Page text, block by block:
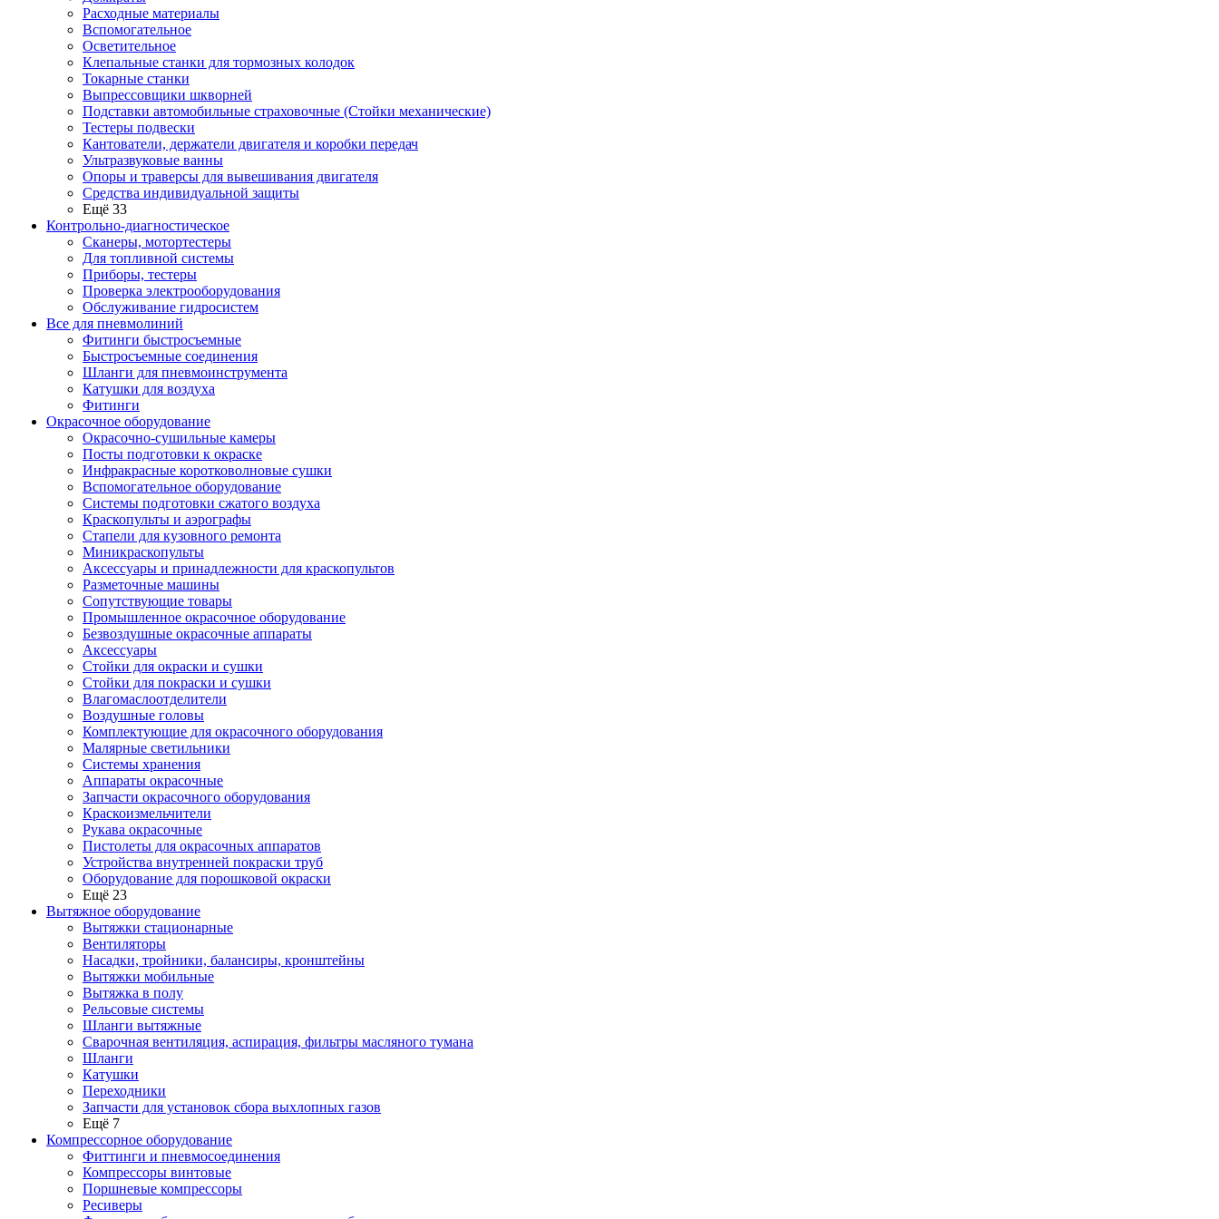
Расходные материалы
Вспомогательное
Осветительное
Клепальные станки для тормозных колодок
Токарные станки
Выпрессовщики шкворней
Подставки автомобильные страховочные (Стойки механические)
Тестеры подвески
Кантователи, держатели двигателя и коробки передач
Ультразвуковые ванны
Опоры и траверсы для вывешивания двигателя
Средства индивидуальной защиты
Ещё 33
Контрольно-диагностическое
Сканеры, мотортестеры
Для топливной системы
Приборы, тестеры
Проверка электрооборудования
Обслуживание гидросистем
Все для пневмолиний
Фитинги быстросъемные
Быстросъемные соединения
Шланги для пневмоинструмента
Катушки для воздуха
Фитинги
Окрасочное оборудование
Окрасочно-сушильные камеры
Посты подготовки к окраске
Инфракрасные коротковолновые сушки
Вспомогательное оборудование
Системы подготовки сжатого воздуха
Краскопульты и аэрографы
Стапели для кузовного ремонта
Миникраскопульты
Аксессуары и принадлежности для краскопультов
Разметочные машины
Сопутствующие товары
Промышленное окрасочное оборудование
Безвоздушные окрасочные аппараты
Аксессуары
Стойки для окраски и сушки
Стойки для покраски и сушки
Влагомаслоотделители
Воздушные головы
Комплектующие для окрасочного оборудования
Малярные светильники
Системы хранения
Аппараты окрасочные
Запчасти окрасочного оборудования
Краскоизмельчители
Рукава окрасочные
Пистолеты для окрасочных аппаратов
Устройства внутренней покраски труб
Оборудование для порошковой окраски
Ещё 23
Вытяжное оборудование
Вытяжки стационарные
Вентиляторы
Насадки, тройники, балансиры, кронштейны
Вытяжки мобильные
Вытяжка в полу
Рельсовые системы
Шланги вытяжные
Сварочная вентиляция, аспирация, фильтры масляного тумана
Шланги
Катушки
Переходники
Запчасти для установок сбора выхлопных газов
Ещё 7
Компрессорное оборудование
Фиттинги и пневмосоединения
Компрессоры винтовые
Поршневые компрессоры
Ресиверы